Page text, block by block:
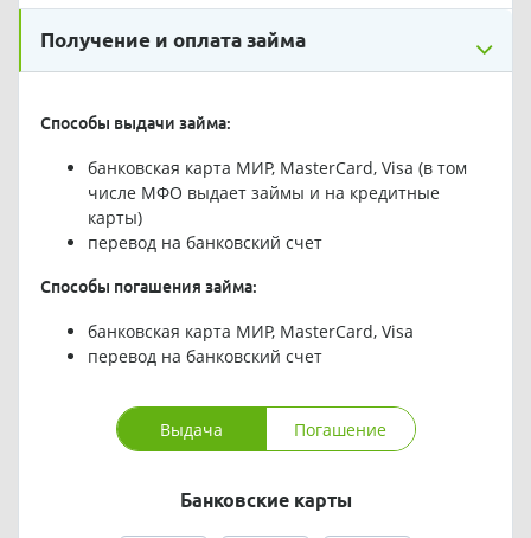
Получение и оплата займа
Способы выдачи займа:
банковская карта МИР, MasterCard, Visa (в том
числе МФО выдает займы и на кредитные
карты)
перевод на банковский счет
Способы погашения займа:
банковская карта МИР, MasterCard, Visa
перевод на банковский счет
Выдача Погашение
Банковские карты